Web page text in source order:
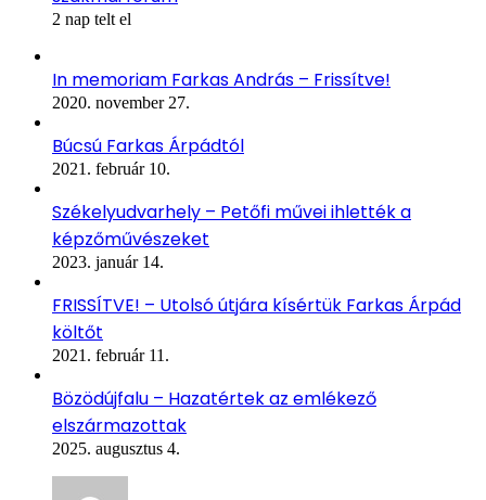
2 nap telt el
In memoriam Farkas András – Frissítve!
2020. november 27.
Búcsú Farkas Árpádtól
2021. február 10.
Székelyudvarhely – Petőfi művei ihlették a
képzőművészeket
2023. január 14.
FRISSÍTVE! – Utolsó útjára kísértük Farkas Árpád
költőt
2021. február 11.
Bözödújfalu – Hazatértek az emlékező
elszármazottak
2025. augusztus 4.